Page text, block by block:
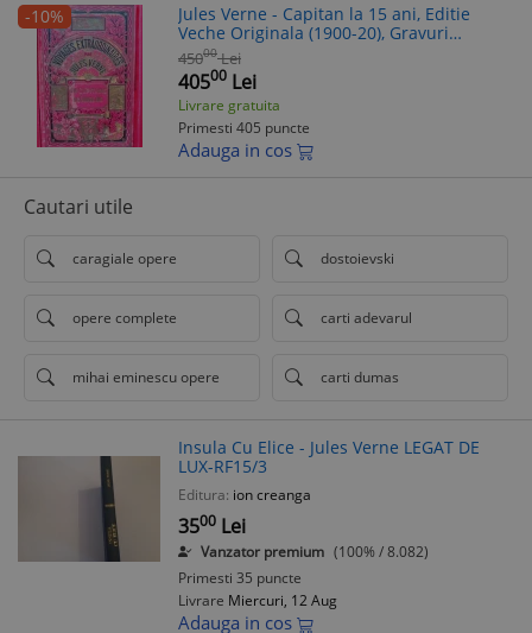
-10%
Jules Verne - Capitan la 15 ani, Editie
Veche Originala (1900-20), Gravuri
H.Meyer & Ch.Barbant, Snit Aurit, RARA!
Colectie
45000 Lei
40500 Lei
Livrare gratuita
Primesti 405 puncte
Adauga in cos
Cautari utile
caragiale opere dostoievski
opere complete carti adevarul
mihai eminescu opere carti dumas
Insula Cu Elice - Jules Verne LEGAT DE
LUX-RF15/3
Editura: ion creanga
3500 Lei
Vanzator premium (100% / 8.082)
Primesti 35 puncte
Livrare Miercuri, 12 Aug
Adauga in cos